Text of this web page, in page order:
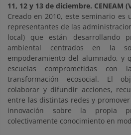
11, 12 y 13 de diciembre. CENEAM
Creado en 2010, este seminario
representantes de las
local) que están desarrollando
ambiental centrados en la
empoderamiento del alumnado, y
escuelas comprometidas
transformación ecosocial. El
colaborar y difundir acciones,
entre las distintas redes y
innovación sobre la propia
colectivamente conocimiento en